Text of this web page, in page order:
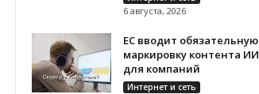
6 августа, 2026
ЕС вводит обязательную
маркировку контента ИИ
для компаний
Интернет и сеть